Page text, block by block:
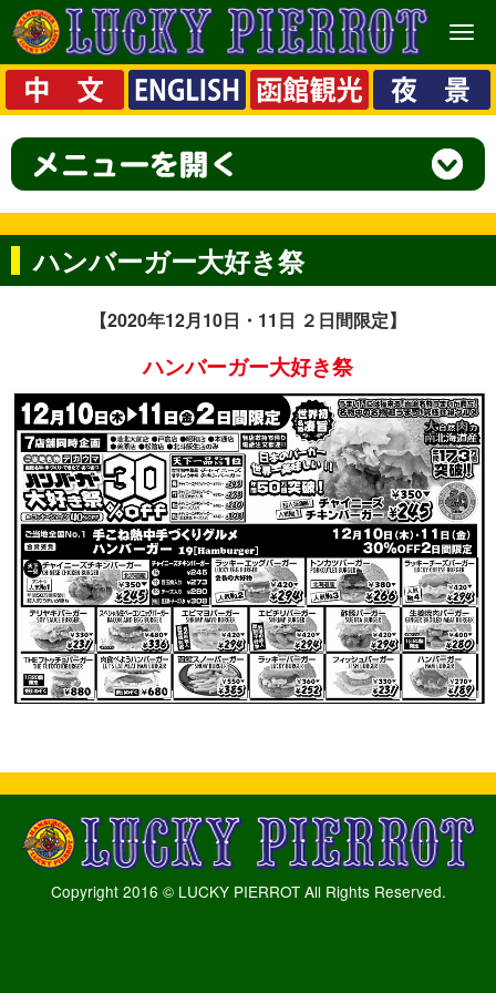
メ
ニ
ュ
ー
ハンバーガー大好き祭
【2020年12月10日・11日 ２日間限定】
ハンバーガー大好き祭
Copyright 2016 © LUCKY PIERROT All Rights Reserved.